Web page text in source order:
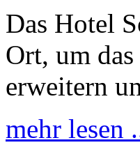
Das Hotel
Ort, um
erweitern
mehr lesen